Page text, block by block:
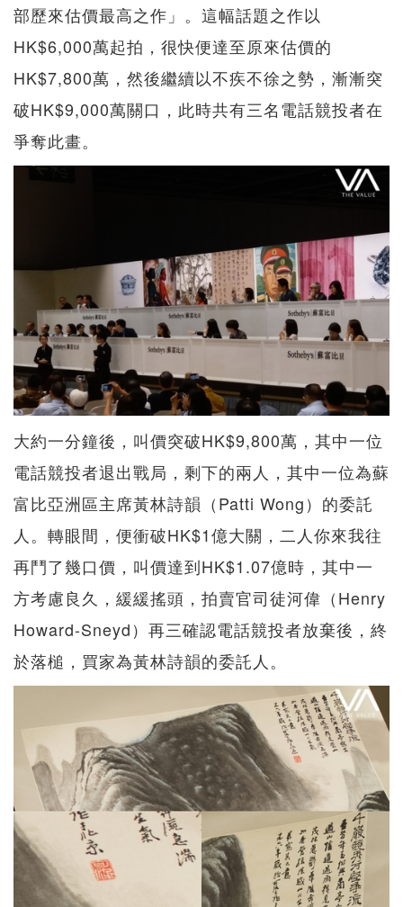
部歷來估價最高之作」。這幅話題之作以
HK$6,000萬起拍，很快便達至原來估價的
HK$7,800萬，然後繼續以不疾不徐之勢，漸漸突
破HK$9,000萬關口，此時共有三名電話競投者在
爭奪此畫。
大約一分鐘後，叫價突破HK$9,800萬，其中一位
電話競投者退出戰局，剩下的兩人，其中一位為蘇
富比亞洲區主席黃林詩韻（Patti Wong）的委託
人。轉眼間，便衝破HK$1億大關，二人你來我往
再鬥了幾口價，叫價達到HK$1.07億時，其中一
方考慮良久，緩緩搖頭，拍賣官司徒河偉（Henry
Howard-Sneyd）再三確認電話競投者放棄後，終
於落槌，買家為黃林詩韻的委託人。